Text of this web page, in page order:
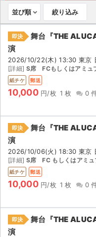
取扱チケット
ライブ・コンサート（国内
ライブ・コンサート（海外）
イベント
スポーツ
ご利用ガイド
ご利用ガイド
手数料・お支払い方法
AIに質問する
よくある質問
並び順 絞り込み
即決
舞台『THE
演
2026/10/22(木) 13:30 東京
[詳細] S席 FCもしくはアミュ
紙チケ 郵送
10,000 円/枚 1 枚 0
即決
舞台『THE
演
2026/10/06(火) 18:30 東京
[詳細] S席 FC もしくはアミ
紙チケ 郵送
10,000 円/枚 1 枚 0
即決
舞台『THE
演